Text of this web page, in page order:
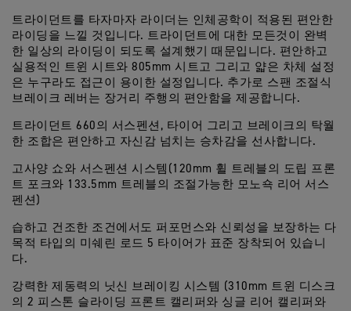
트라이던트를 타자마자 라이더는 인체공학이 적용된 편안한
라이딩을 느낄 것입니다. 트라이던트에 대한 모든것이 완벽
한 일상의 라이딩이 되도록 설계했기 때문입니다. 편안하고
실용적인 트윈 시트와 805mm 시트고 그리고 얇은 차체 설정
은 누구라도 접근이 용이한 설정입니다. 추가로 스팬 조절식
브레이크 레버는 장거리 주행의 편안함을 제공합니다.
트라이던트 660의 서스펜션, 타이어 그리고 브레이크의 탁월
한 조합은 편안하고 자신감 넘치는 승차감을 선사합니다.
고사양 쇼와 서스펜션 시스템(120mm 휠 트레블의 도립 프론
트 포크와 133.5mm 트레블의 조절가능한 모노쇽 리어 서스
펜션)
습하고 건조한 조건에서도 퍼포먼스와 신뢰성을 보장하는 다
목적 타입의 미쉐린 로드 5 타이어가 표준 장착되어 있습니
다.
강력한 제동력의 닛신 브레이킹 시스템 (310mm 트윈 디스크
의 2 피스톤 슬라이딩 프론트 캘리퍼와 싱글 리어 캘리퍼와